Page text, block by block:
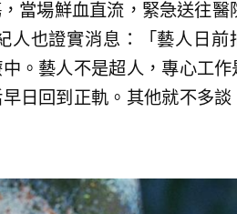
當場鮮血直流，緊急送往醫
人也證實消息：「藝人日前
。藝人不是超人，專心工作
日回到正軌。其他就不多談